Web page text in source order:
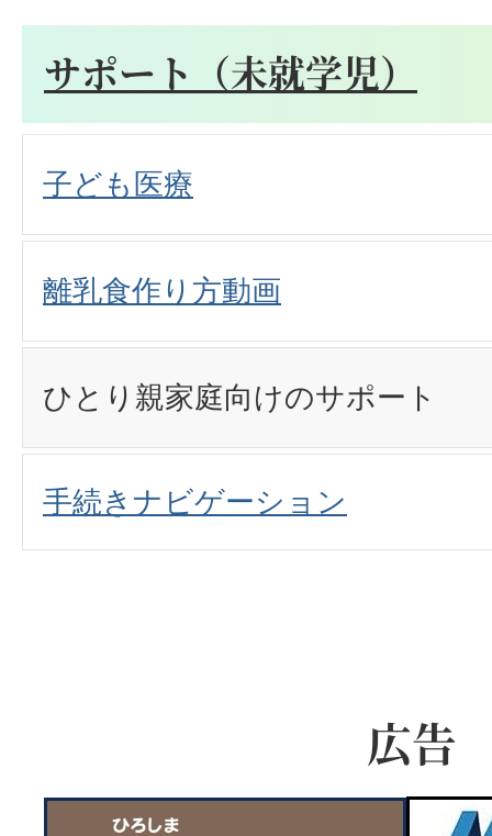
サポート（未就学児）
子ども医療
離乳食作り方動画
ひとり親家庭向けのサポート
手続きナビゲーション
広告